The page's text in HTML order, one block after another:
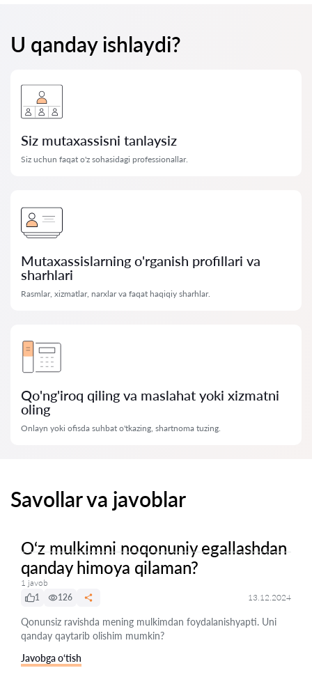
U qanday ishlaydi?
Siz mutaxassisni tanlaysiz
Siz uchun faqat o'z sohasidagi professionallar.
Mutaxassislarning o'rganish profillari va
sharhlari
Rasmlar, xizmatlar, narxlar va faqat haqiqiy sharhlar.
Qo'ng'iroq qiling va maslahat yoki xizmatni
oling
Onlayn yoki ofisda suhbat o'tkazing, shartnoma tuzing.
Savollar va javoblar
O‘z mulkimni noqonuniy egallashdan
qanday himoya qilaman?
1 javob
1
126 13.12.2024
Qonunsiz ravishda mening mulkimdan foydalanishyapti. Uni
qanday qaytarib olishim mumkin?
Javobga o‘tish